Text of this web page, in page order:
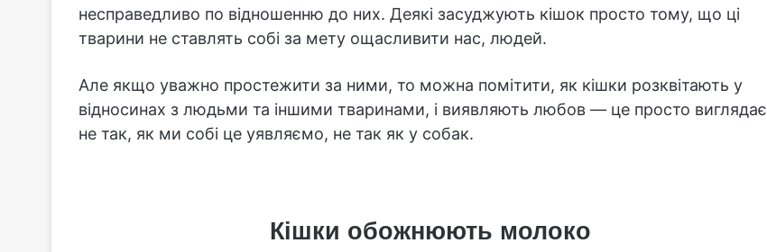
несправедливо по відношенню до них. Деякі засуджують кішок просто тому, що ці
тварини не ставлять собі за мету ощасливити нас, людей.
Але якщо уважно простежити за ними, то можна помітити, як кішки розквітають у
відносинах з людьми та іншими тваринами, і виявляють любов — це просто виглядає
не так, як ми собі це уявляємо, не так як у собак.
Кішки обожнюють молоко